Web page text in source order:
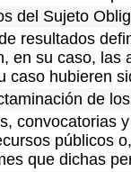
del Sujeto
resultados
en su caso,
caso hubieren
de
convocatorias
públicos
que dichas